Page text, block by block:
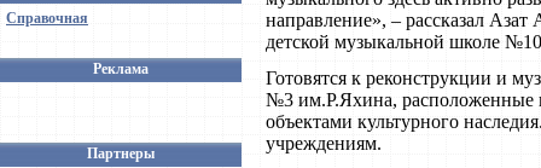
Справочная
Реклама
Партнеры
направление», – рассказал
детской музыкальной школе
Готовятся к реконструкции и
№3 им.Р.Яхина, расположенные
объектами культурного
учреждениям.